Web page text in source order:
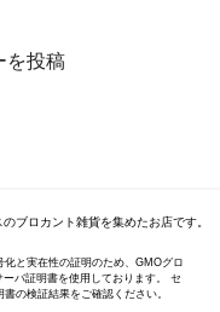
を投稿
ブロカント雑貨を集めたお店です。
化と実在性の証明のため、GMOグロ
バ証明書を使用しております。 セ
の検証結果をご確認ください。